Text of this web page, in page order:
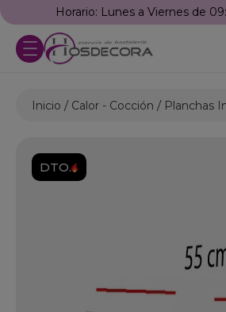
Horario: Lunes a Viernes de
Inicio Calor - Cocción Planchas
DTO.